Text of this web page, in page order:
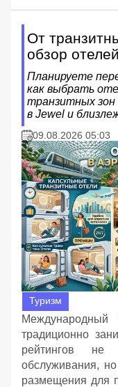
От
обзор
Планируете
как выбрать
транзитных
в Jewel и
09.08.2026 05:03
Туризм
традиционно
рейтингов не
обслуживания,
размещения для